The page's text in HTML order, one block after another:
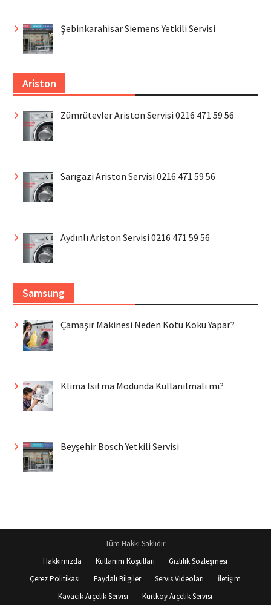
Şebinkarahisar Siemens Yetkili Servisi
Ariston
Zümrütevler Ariston Servisi 0216 471 59 56
Sarıgazi Ariston Servisi 0216 471 59 56
Aydınlı Ariston Servisi 0216 471 59 56
Samsung
Çamaşır Makinesi Neden Kötü Koku Yapar?
Klima Isıtma Modunda Kullanılmalı mı?
Beyşehir Bosch Yetkili Servisi
Tüm Hakkı Saklıdır
Hakkımızda
Kullanım Koşulları
Gizlilik Sözleşmesi
Çerez Politikası
Faydalı Bilgiler Servis Videoları
İletişim
Kavacık Arçelik Servisi
Kurtköy Arçelik Servisi